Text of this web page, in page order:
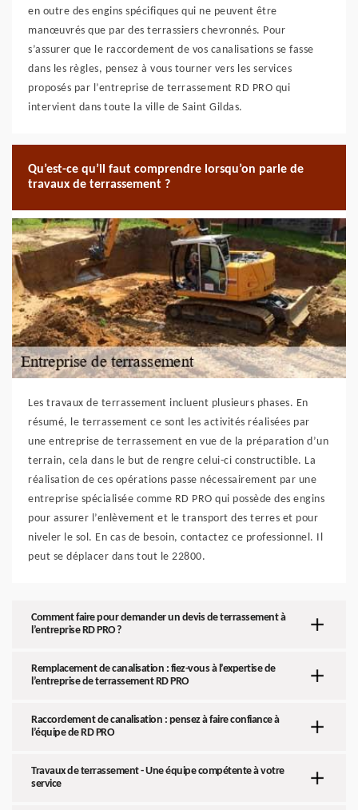
en outre des engins spécifiques qui ne peuvent être
manœuvrés que par des terrassiers chevronnés. Pour
s’assurer que le raccordement de vos canalisations se fasse
dans les règles, pensez à vous tourner vers les services
proposés par l’entreprise de terrassement RD PRO qui
intervient dans toute la ville de Saint Gildas.
Qu’est-ce qu’il faut comprendre lorsqu’on parle de
travaux de terrassement ?
Les travaux de terrassement incluent plusieurs phases. En
résumé, le terrassement ce sont les activités réalisées par
une entreprise de terrassement en vue de la préparation d’un
terrain, cela dans le but de rengre celui-ci constructible. La
réalisation de ces opérations passe nécessairement par une
entreprise spécialisée comme RD PRO qui possède des engins
pour assurer l’enlèvement et le transport des terres et pour
niveler le sol. En cas de besoin, contactez ce professionnel. Il
peut se déplacer dans tout le 22800.
Comment faire pour demander un devis de terrassement à
l’entreprise RD PRO ?
Remplacement de canalisation : fiez-vous à l’expertise de
l’entreprise de terrassement RD PRO
Raccordement de canalisation : pensez à faire confiance à
l’équipe de RD PRO
Travaux de terrassement - Une équipe compétente à votre
service